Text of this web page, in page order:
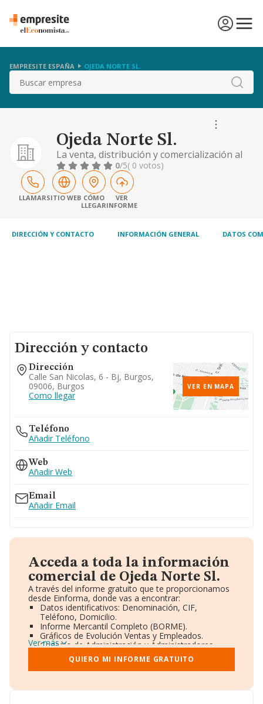
EMPRESITE ESPAÑA OJEDA NORTE SL.
Buscar
Ojeda Norte Sl.
La venta, distribución y comercialización al
por menor y al por mayor de toda clase de
pintura, barnices, complementos químicos,
útiles, herramientas y máquinas para su
aplicación así como los servicios
relacionados con dicha actividad
0/5( 0 votos)
LLAMARSITIO WEB CÓMO
LLEGAR
VER
INFORME
DIRECCIÓN Y CONTACTO INFORMACIÓN GENERAL DATOS
Dirección y contacto
Dirección
Calle San Nicolas, 6 - Bj, Burgos,
09006, Burgos
Como llegar
VER EN MAPA
Teléfono
Añadir Teléfono
Web
Añadir Web
Email
Añadir Email
Acceda a toda la información
comercial de Ojeda Norte Sl.
A través del informe gratuito que te proporcionamos
desde Einforma, donde vas a encontrar:
Datos identificativos: Denominación, CIF,
Teléfono, Domicilio.
Informe Mercantil Completo (BORME).
Gráficos de Evolución Ventas y Empleados.
Consejo de Administración y Administradores.
Directivos y Ejecutivos.
Accionistas.
Participaciones y Vinculaciones en otras empresas.
Información oficial y registral complementaria.
Ver más
QUIERO MI INFORME GRATUITO